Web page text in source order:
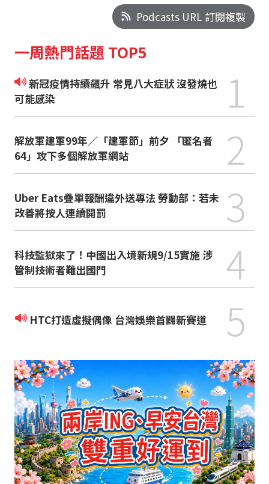
Podcasts URL 訂閱複製
一周熱門話題 TOP5
新冠疫情持續飆升 常見八大症狀 沒發燒也
可能感染
1
解放軍建軍99年／「建軍節」前夕 「匿名者
64」攻下多個解放軍網站
2
Uber Eats疊單報酬違外送專法 勞動部：若未
改善將按人連續開罰
3
科技監獄來了！中國出入境新規9/15實施 涉
管制技術者難出國門
4
HTC打造虛擬偶像 台灣娛樂首闢新賽道 5